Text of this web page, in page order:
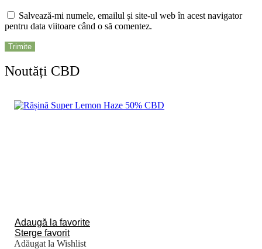
Salvează-mi numele, emailul și site-ul web în acest navigator
pentru data viitoare când o să comentez.
Noutăți CBD
Adaugă la favorite
Sterge favorit
Adăugat la Wishlist